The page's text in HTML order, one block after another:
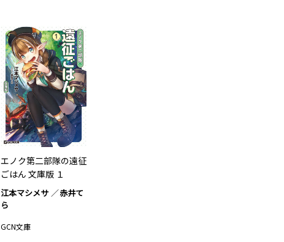
エノク第二部隊の遠征
ごはん 文庫版 １
江本マシメサ
赤井て
ら
GCN文庫